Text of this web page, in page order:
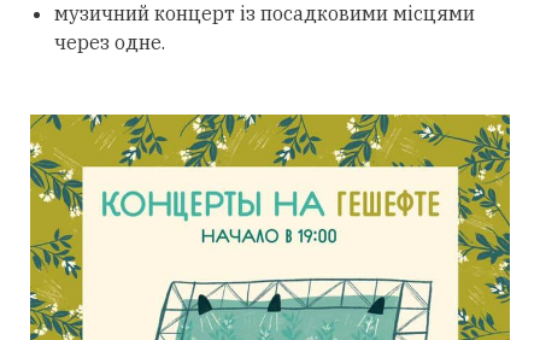
музичний концерт із посадковими місцями
через одне.